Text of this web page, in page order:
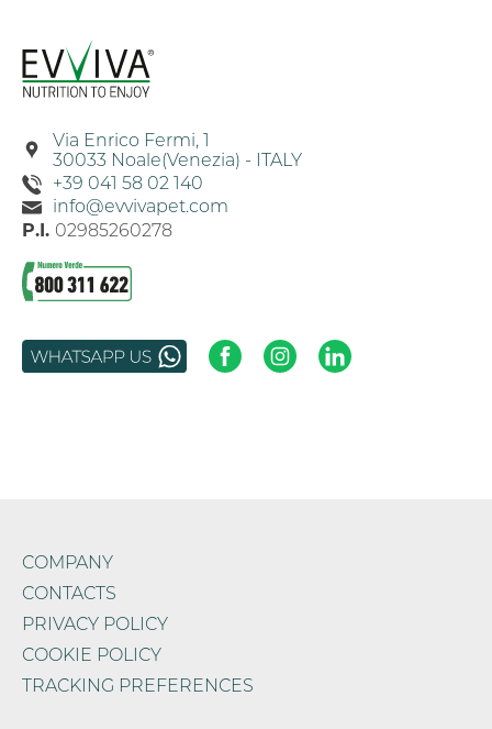
Via Enrico Fermi, 1
30033 Noale(Venezia) - ITALY
+39 041 58 02 140
info@evvivapet.com
P.I. 02985260278
COMPANY
CONTACTS
PRIVACY POLICY
COOKIE POLICY
TRACKING PREFERENCES